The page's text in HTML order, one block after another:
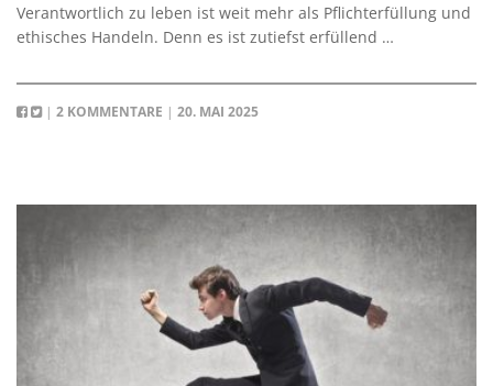
Verantwortlich zu leben ist weit mehr als Pflichterfüllung und
ethisches Handeln. Denn es ist zutiefst erfüllend …
| 2 KOMMENTARE | 20. MAI 2025